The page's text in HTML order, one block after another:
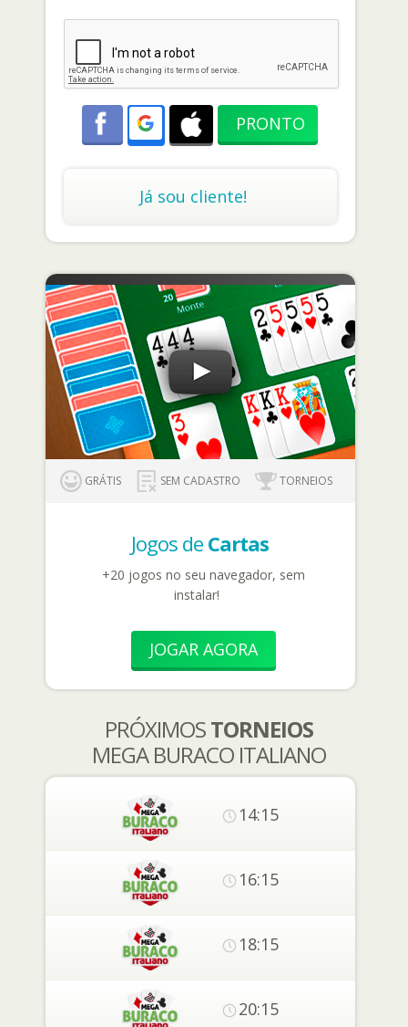
Já sou cliente!
GRÁTIS SEM CADASTRO TORNEIOS
Jogos de Cartas
+20 jogos no seu navegador, sem
instalar!
JOGAR AGORA
PRÓXIMOSTORNEIOS
MEGA BURACO ITALIANO
14:15
16:15
18:15
20:15